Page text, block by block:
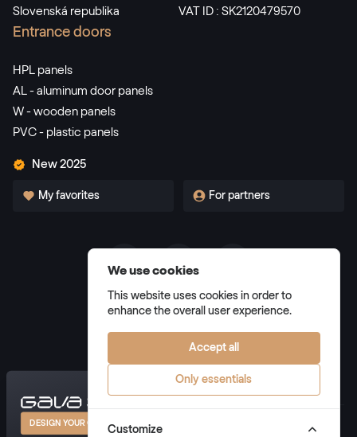
DESIGN YOUR OWN DOOR
Slovenská republika
VAT ID : SK2120479570
Entrance doors
HPL panels
AL - aluminum door panels
W - wooden panels
PVC - plastic panels
New 2025
My favorites For partners
Privacy Policy
© 2026 GAVA plast s.r.o. all rights reserved
We use cookies
This website uses cookies in order to
enhance the overall user experience.
Accept all
Only essentials
Customize